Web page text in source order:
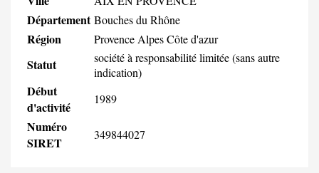
Département Bouches du Rhône
Région Provence Alpes Côte d'azur
Statut
société à responsabilité limitée (sans autre
indication)
Début
d'activité
1989
Numéro
SIRET
349844027